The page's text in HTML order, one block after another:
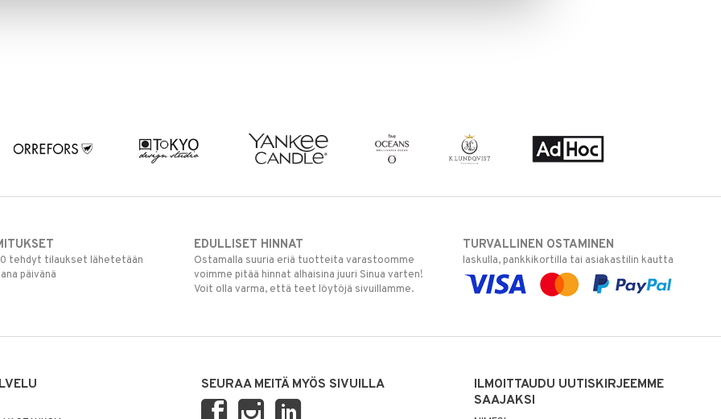
tehdyt tilaukset lähetetään
päivänä
EDULLISET HINNAT
Ostamalla suuria eriä tuotteita varastoomme
voimme pitää hinnat alhaisina juuri Sinua varten!
Voit olla varma, että teet löytöjä sivuillamme.
TURVALLINEN OSTAMINEN
laskulla, pankkikortilla tai asiakastilin kautta
SEURAA MEITÄ MYÖS SIVUILLA
ILMOITTAUDU UUTISKIRJEEMME
SAAJAKSI